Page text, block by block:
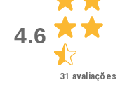
Laboratório
Por Menos
4.6
31 avaliações